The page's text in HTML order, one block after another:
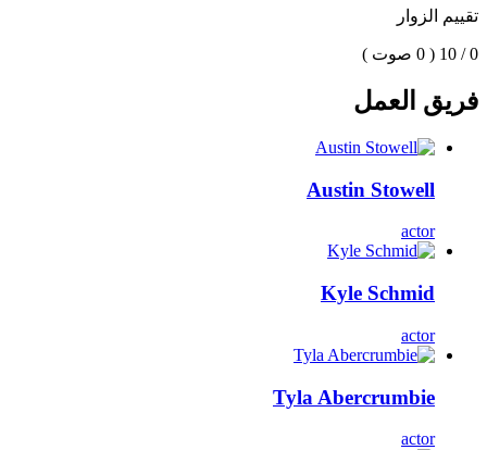
تقييم الزوار
0 / 10 ( 0 صوت )
فريق العمل
Austin Stowell
actor
Kyle Schmid
actor
Tyla Abercrumbie
actor